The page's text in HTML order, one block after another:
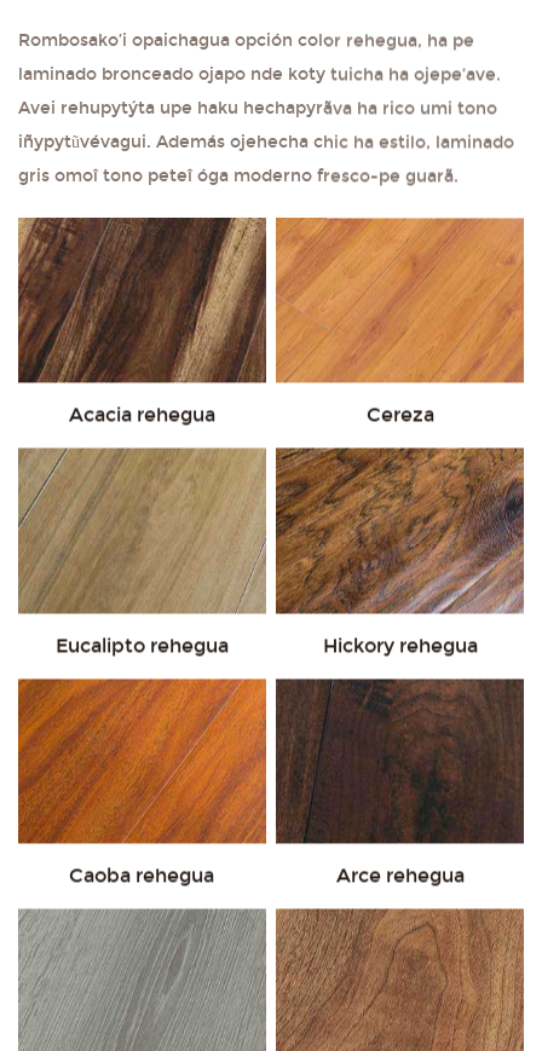
Rombosako’i opaichagua opción color rehegua, ha pe
laminado bronceado ojapo nde koty tuicha ha ojepe’ave.
Avei rehupytýta upe haku hechapyrãva ha rico umi tono
iñypytũvévagui. Además ojehecha chic ha estilo, laminado
gris omoî tono peteî óga moderno fresco-pe guarã.
Acacia rehegua Cereza
Eucalipto rehegua Hickory rehegua
Caoba rehegua Arce rehegua